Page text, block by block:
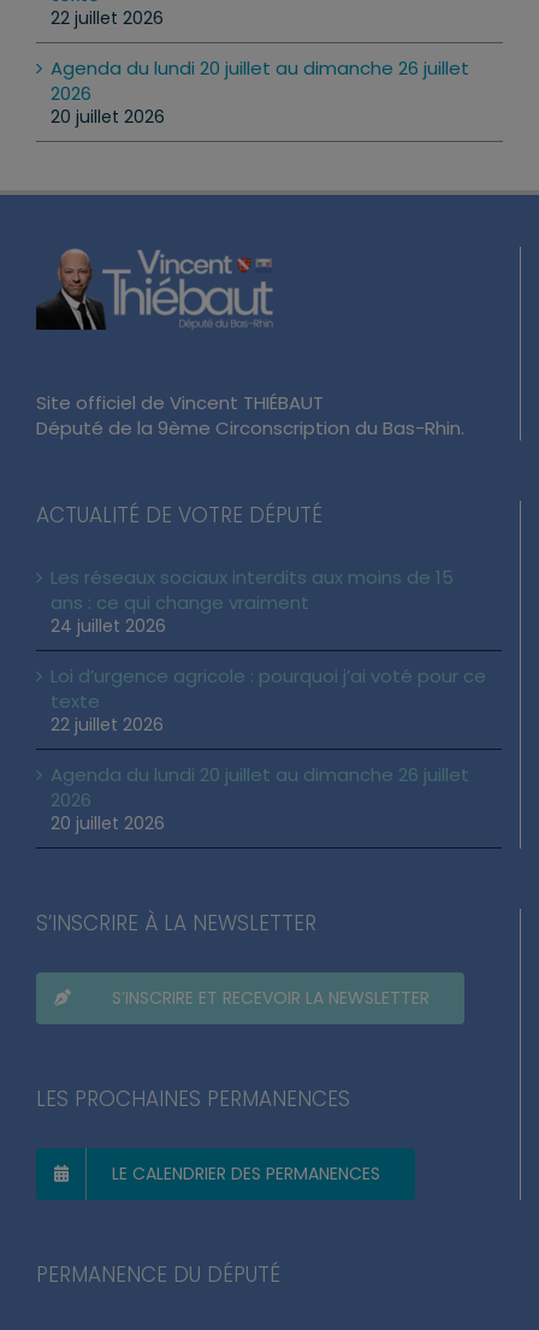
22 juillet 2026
Agenda du lundi 20 juillet au dimanche 26 juillet
2026
20 juillet 2026
Site officiel de Vincent THIÉBAUT
Député de la 9ème Circonscription du Bas-Rhin.
ACTUALITÉ DE VOTRE DÉPUTÉ
Les réseaux sociaux interdits aux moins de 15
ans : ce qui change vraiment
24 juillet 2026
Loi d’urgence agricole : pourquoi j’ai voté pour ce
texte
22 juillet 2026
Agenda du lundi 20 juillet au dimanche 26 juillet
2026
20 juillet 2026
S’INSCRIRE À LA NEWSLETTER
S’INSCRIRE ET RECEVOIR LA NEWSLETTER
LES PROCHAINES PERMANENCES
LE CALENDRIER DES PERMANENCES
PERMANENCE DU DÉPUTÉ